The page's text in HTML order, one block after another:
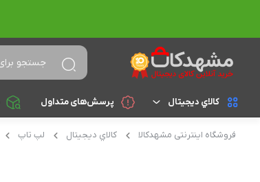
کالاي ديجيتال
لپ تاپ براساس cpu
پرسش‌های متداول
فروشگاه اینترنتی مشهدکالا کالاي ديجيتال لپ تاپ